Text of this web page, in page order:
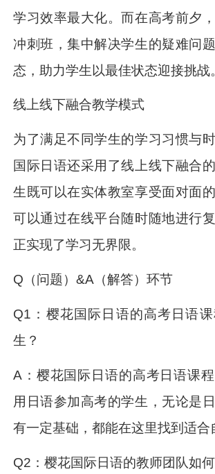
学习效率最大化。而在高考前夕
冲刺班，集中解决学生的疑难问
态，助力学生以最佳状态迎接挑战
线上线下融合教学模式
为了满足不同学生的学习习惯与
国际日语还采用了线上线下融合
生既可以在实体教室享受面对面
可以通过在线平台随时随地进行
正实现了学习无界限。
Q（问题）&A（解答）环节
Q1：樱花国际日语的高考日语
生？
A：樱花国际日语的高考日语课
用日语参加高考的学生，无论是
有一定基础，都能在这里找到适合
Q2：樱花国际日语的教师团队如何